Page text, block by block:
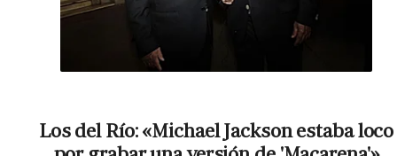
Los del Río: «Michael Jackson estaba loco